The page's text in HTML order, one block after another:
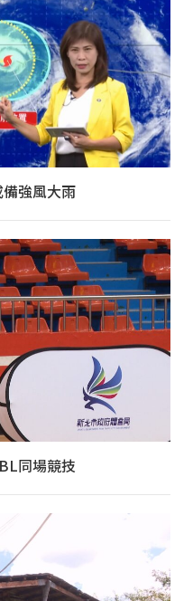
強風大雨
同場競技